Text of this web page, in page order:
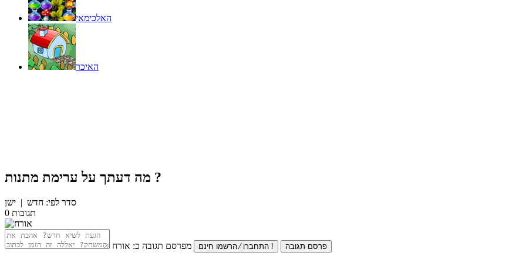
האלכימאי
האיכר
מה דעתך על ערימת מתנות ?
סדר לפי: חדש | ישן
0 תגובות
מפרסם תגובה כ: אורח התחברו ⁄ הרשמו חינם ! פרסם תגובה